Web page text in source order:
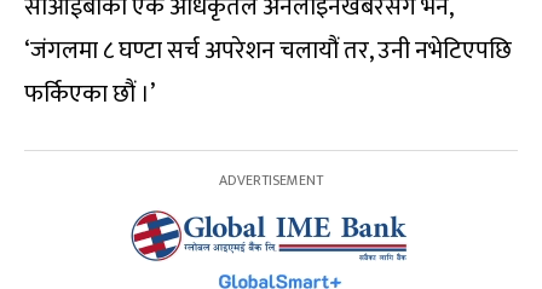
‘जंगलमा ८ घण्टा सर्च अपरेशन चलायौं तर, उनी नभेटिएपछि
फर्किएका छौं ।’